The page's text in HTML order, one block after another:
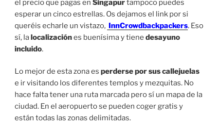
el precio que pagas en Singapurtampoco puedes
esperar un cinco estrellas. Os dejamos el link por si
queréis echarle un vistazo, InnCrowdbackpackers. Eso
sí, lalocalizaciónes buenísima y tiene desayuno
incluido.
Lo mejor de esta zona es perderse por sus callejuelas
e ir visitando los diferentes templos y mezquitas. No
hace falta tener una ruta marcada pero sí un mapa de la
ciudad. En el aeropuerto se pueden coger gratis y
están todas las zonas delimitadas.